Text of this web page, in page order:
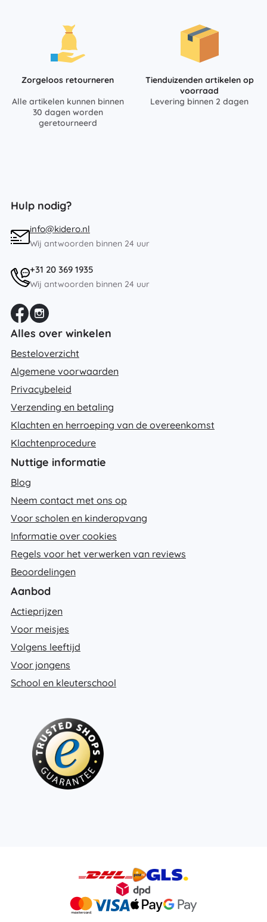
Zorgeloos retourneren
Alle artikelen kunnen binnen
30 dagen worden
geretourneerd
Tienduizenden artikelen op
voorraad
Levering binnen 2 dagen
Hulp nodig?
info@kidero.nl
Wij antwoorden binnen 24 uur
+31 20 369 1935
Wij antwoorden binnen 24 uur
Alles over winkelen
Besteloverzicht
Algemene voorwaarden
Privacybeleid
Verzending en betaling
Klachten en herroeping van de overeenkomst
Klachtenprocedure
Nuttige informatie
Blog
Neem contact met ons op
Voor scholen en kinderopvang
Informatie over cookies
Regels voor het verwerken van reviews
Beoordelingen
Aanbod
Actieprijzen
Voor meisjes
Volgens leeftijd
Voor jongens
School en kleuterschool